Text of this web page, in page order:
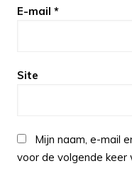
E-mail *
Site
Mijn naam, e-mail
voor de volgende keer